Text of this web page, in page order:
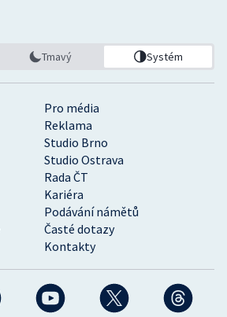
Pro média
Reklama
Studio Brno
Studio Ostrava
Rada ČT
Kariéra
Podávání námětů
Časté dotazy
Kontakty
Tmavý Systém